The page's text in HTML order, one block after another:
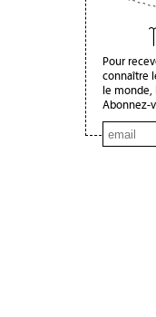
Pour
connaître
le monde,
Abonnez-